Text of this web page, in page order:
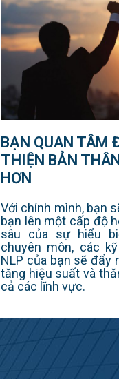
BẠN QUAN TÂM
THIỆN BẢN
HƠN
Với chính mình, bạn
bạn lên một cấp độ
sâu của sự hiểu
chuyên môn, các
NLP của bạn sẽ đẩy
tăng hiệu suất và
cả các lĩnh vực.